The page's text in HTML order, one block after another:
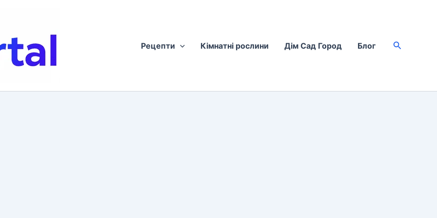
Рецепти
Кімнатні рослини Дім Сад Город Блог Пошук